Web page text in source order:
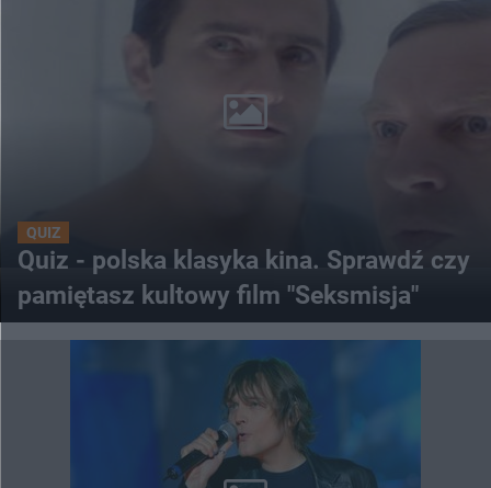
QUIZ
Quiz - polska klasyka kina. Sprawdź czy
pamiętasz kultowy film "Seksmisja"